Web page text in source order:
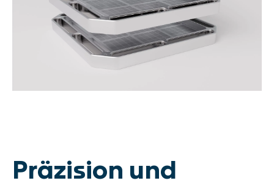
Präzision und